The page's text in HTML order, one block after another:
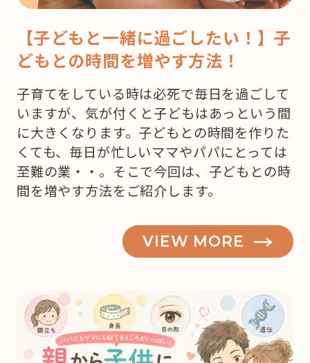
【子どもと一緒に過ごしたい！】子
どもとの時間を増やす方法！
子育てをしている時は必死で毎日を過ごして
いますが、気が付くと子どもはあっという間
に大きくなります。子どもとの時間を作りた
くても、毎日が忙しいママやパパにとっては
至難の業・・。そこで今回は、子どもとの時
間を増やす方法をご紹介します。
VIEW MORE